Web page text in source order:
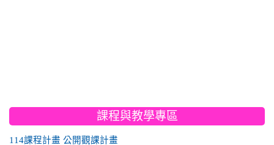
::: 課程與教學專區
114課程計畫 公開觀課計畫